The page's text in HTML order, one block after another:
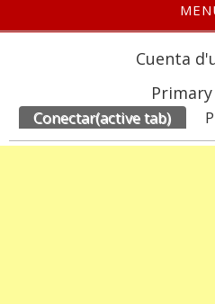
Cuenta
Conectar(active tab)